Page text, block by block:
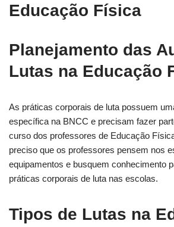
Educação Física
Planejamento das
Lutas na Educação
As práticas corporais de luta possuem
específica na BNCC e precisam fazer
curso dos professores de Educação
preciso que os professores pensem nos
equipamentos e busquem conhecimento
práticas corporais de luta nas escolas.
Tipos de Lutas na